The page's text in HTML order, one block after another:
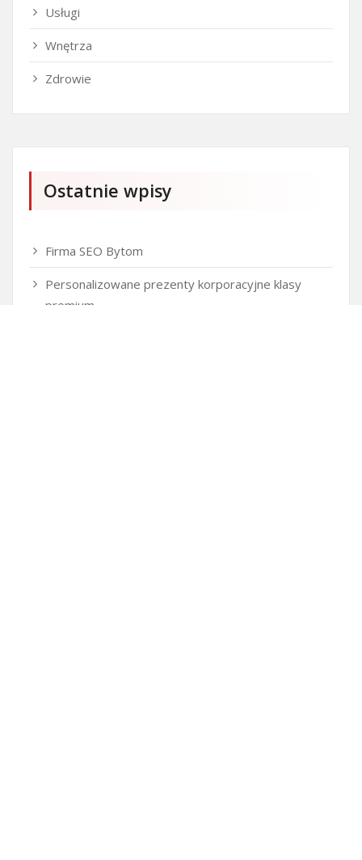
Usługi
Wnętrza
Zdrowie
Ostatnie wpisy
Firma SEO Bytom
Personalizowane prezenty korporacyjne klasy
premium